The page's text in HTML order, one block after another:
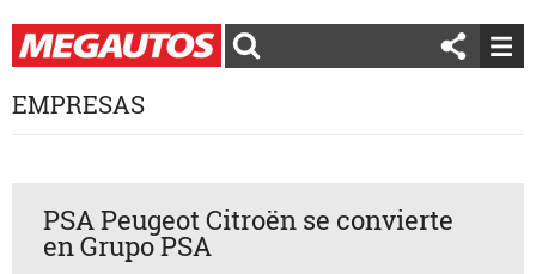
EMPRESAS
PSA Peugeot Citroën se convierte
en Grupo PSA